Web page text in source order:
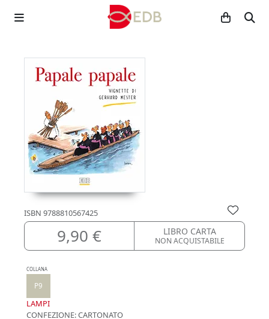
ISBN 9788810567425
9,90 € LIBRO CARTA
NON ACQUISTABILE
COLLANA
P9
LAMPI
CONFEZIONE:CARTONATO